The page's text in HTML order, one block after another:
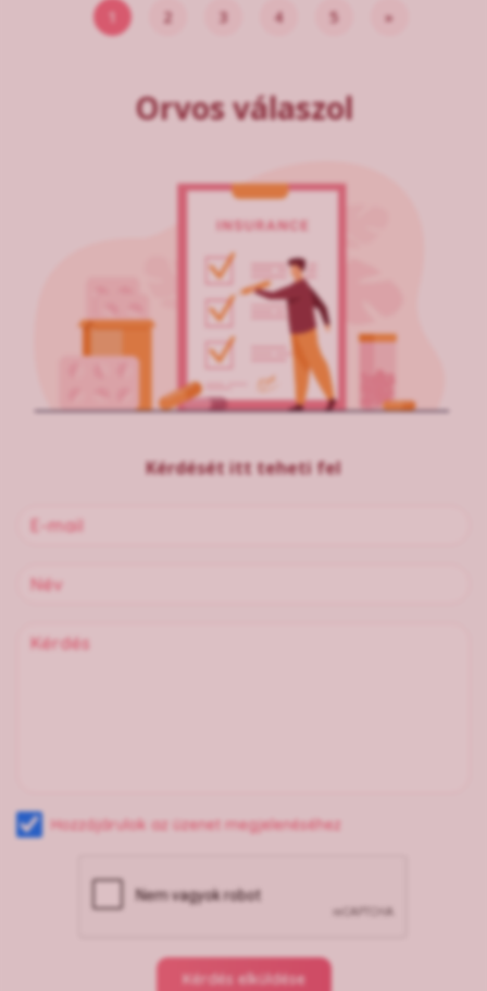
Orvos válaszol
Kérdését itt teheti fel
Hozzájárulok az üzenet megjelenéséhez
Kérdés elküldése
1 2 3 4 5 »